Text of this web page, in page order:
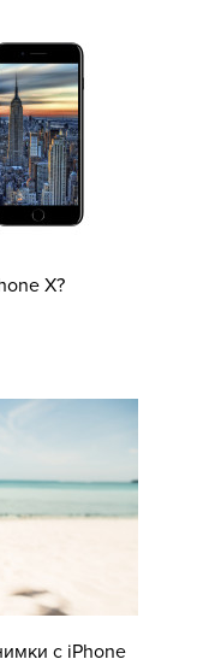
Х?
с iPhone